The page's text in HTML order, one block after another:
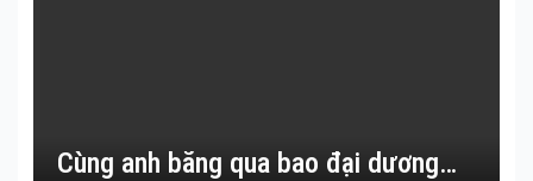
Cùng anh băng qua bao đại dương…